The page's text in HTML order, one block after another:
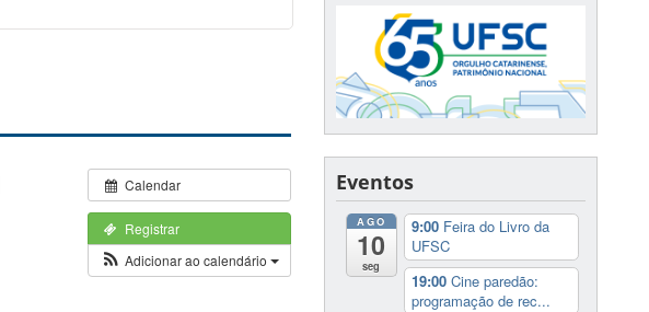
Calendar
Registrar
Adicionar ao calendário
Eventos
AGO
10
seg
9:00 Feira do Livro da
UFSC
19:00 Cine paredão:
programação de rec...